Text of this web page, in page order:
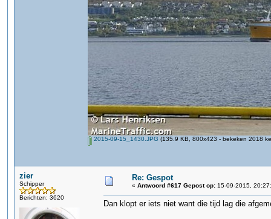
2015-09-15_1430.JPG (135.9 KB, 800x423 - bekeken 2018
zier
Schipper
Berichten: 3620
Re: Gespot
« Antwoord #617 Gepost op: 15-09-2015,
Dan klopt er iets niet want die tijd lag die